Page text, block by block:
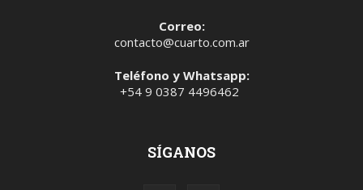
Correo:
contacto@cuarto.com.ar
Teléfono y Whatsapp:
+54 9 0387 4496462
SÍGANOS